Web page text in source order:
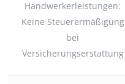
Handwerkerleistungen:
Keine Steuerermäßigung
bei
Versicherungserstattung